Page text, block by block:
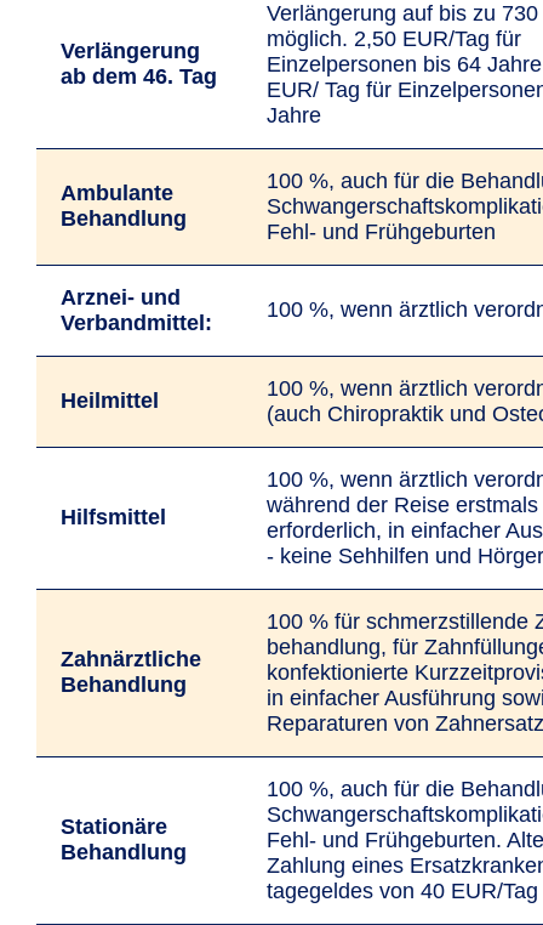
Verlängerung
ab dem 46. Tag
Verlängerung auf bis zu 730
möglich. 2,50 EUR/Tag für
Einzelpersonen bis 64
EUR/ Tag für
Jahre
Ambulante
Behandlung
100 %, auch für die
Fehl- und Frühgeburten
Arznei- und
Verband­mittel:
100 %, wenn ärztlich
Heilmittel
100 %, wenn ärztlich
(auch Chiropraktik und
Hilfsmittel
100 %, wenn ärztlich
während der Reise erstmals
erforderlich, in einfacher
- keine Seh­hilfen und
Zahnärztliche
Behandlung
100 % für schmerz­stillende
behandlung, für
konfek­tionierte
in einfacher Ausführung
Reparaturen von Zahnersatz
Stationäre
Behandlung
100 %, auch für die
Fehl- und Früh­geburten.
Zahlung eines
tagegeldes von 40 EUR/Tag